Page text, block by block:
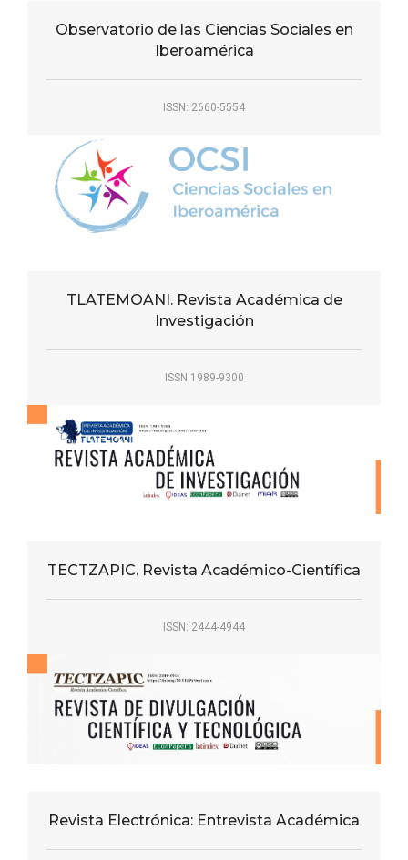
Observatorio de las Ciencias Sociales en
Iberoamérica
ISSN: 2660-5554
TLATEMOANI. Revista Académica de
Investigación
ISSN 1989-9300
TECTZAPIC. Revista Académico-Científica
ISSN: 2444-4944
Revista Electrónica: Entrevista Académica